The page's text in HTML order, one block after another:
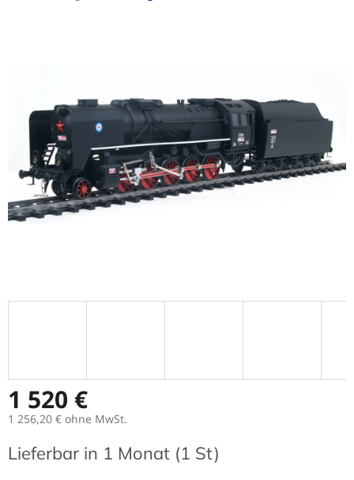
1 520 €
1 256,20 € ohne MwSt.
Lieferbar in 1 Monat (1 St)